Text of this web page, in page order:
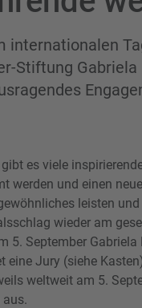
internationalen
Stiftung
es viele
werden und einen
leisten
wieder am
5. September
eine Jury (siehe
weltweit am 5.